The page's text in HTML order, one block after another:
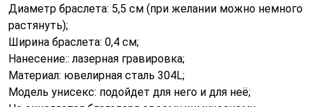
Диаметр браслета: 5,5 см (при желании можно немного
растянуть);
Ширина браслета: 0,4 см;
Нанесение:: лазерная гравировка;
Материал: ювелирная сталь 304L;
Модель унисекс: подойдет для него и для неё;